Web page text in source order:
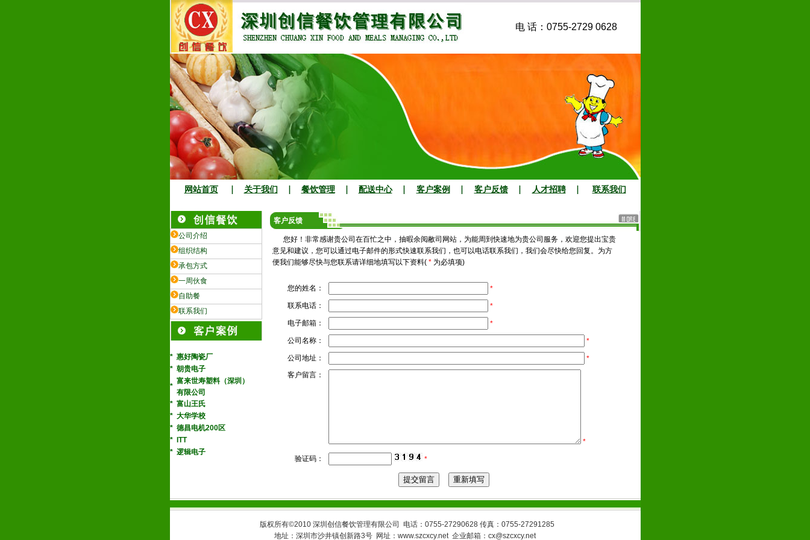
电 话：0755-2729 0628
网站首页 关于我们 餐饮管理 配送中心 客户案例 客户反馈 人才招聘 联系我们
公司介绍
组织结构
承包方式
一周伙食
自助餐
联系我们
* 惠好陶瓷厂
* 朝贵电子
*
富来世寿塑料（深圳）
有限公司
* 富山王氏
*
大华学校
* 德昌电机200区
* ITT
* 逻辑电子
客户反馈
您好！非常感谢贵公司在百忙之中，抽暇余阅敝司网站，为能周到快速地为贵公司服务，欢迎您提出宝贵
意见和建议，您可以通过电子邮件的形式快速联系我们，也可以电话联系我们，我们会尽快给您回复。为方
便我们能够尽快与您联系请详细地填写以下资料( *为必填项)
您的姓名：
*
联系电话：
*
电子邮箱：
*
公司名称：
*
公司地址：
*
客户留言：
*
验证码：
*
版权所有©2010 深圳创信餐饮管理有限公司 电话：0755-27290628 传真：0755-27291285
地址：深圳市沙井镇创新路3号 网址： www.szcxcy.net企业邮箱：cx@szcxcy.net